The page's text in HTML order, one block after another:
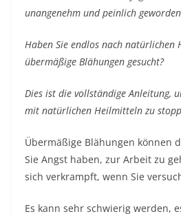
unangenehm und peinlich
Haben Sie endlos nach
übermäßige Blähungen gesucht?
Dies ist die vollständige Anleitung,
mit natürlichen Heilmitteln zu
Übermäßige Blähungen können
Sie Angst haben, zur Arbeit zu
sich verkrampft, wenn Sie
Es kann sehr schwierig werden,